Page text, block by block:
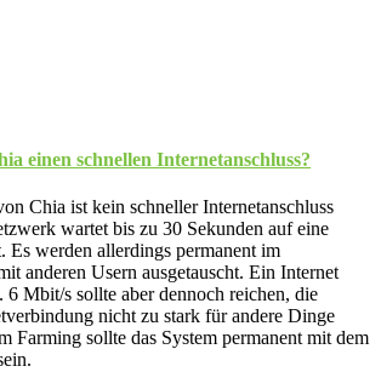
einen schnellen Internetanschluss?
Chia ist kein schneller Internetanschluss
wartet bis zu 30 Sekunden auf eine
werden allerdings permanent im
anderen Usern ausgetauscht. Ein Internet
6 Mbit/s sollte aber dennoch reichen, die
nicht zu stark für andere Dinge
Farming sollte das System permanent mit dem